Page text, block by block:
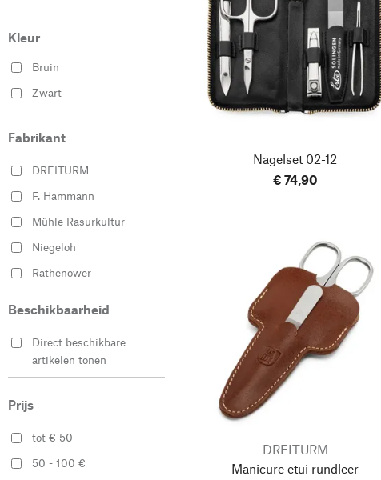
Kleur
Bruin
Zwart
Fabrikant
DREITURM
F. Hammann
Mühle Rasurkultur
Niegeloh
Rathenower
Beschikbaarheid
Direct beschikbare
artikelen tonen
Prijs
tot € 50
50 - 100 €
Nagelset 02-12
€ 74,90
DREITURM
Manicure etui rundleer